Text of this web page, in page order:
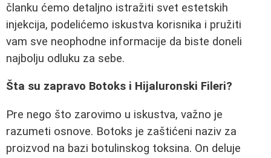
članku ćemo detaljno istražiti svet estetskih
injekcija, podelićemo iskustva korisnika i pružiti
vam sve neophodne informacije da biste doneli
najbolju odluku za sebe.
Šta su zapravo Botoks i Hijaluronski Fileri?
Pre nego što zarovimo u iskustva, važno je
razumeti osnove. Botoks je zaštićeni naziv za
proizvod na bazi botulinskog toksina. On deluje